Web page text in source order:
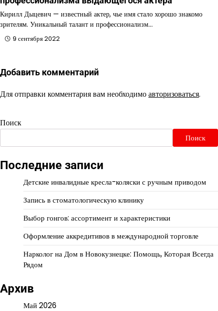
Кирилл Дыцевич — известный актер, чье имя стало хорошо знакомо
зрителям. Уникальный талант и профессионализм…
9 сентября 2022
Добавить комментарий
Для отправки комментария вам необходимоавторизоваться.
Поиск
Поиск
Последние записи
Детские инвалидные кресла-коляски с ручным приводом
Запись в стоматологическую клинику
Выбор гонгов: ассортимент и характеристики
Оформление аккредитивов в международной торговле
Нарколог на Дом в Новокузнецке: Помощь, Которая Всегда
Рядом
Архив
Май 2026